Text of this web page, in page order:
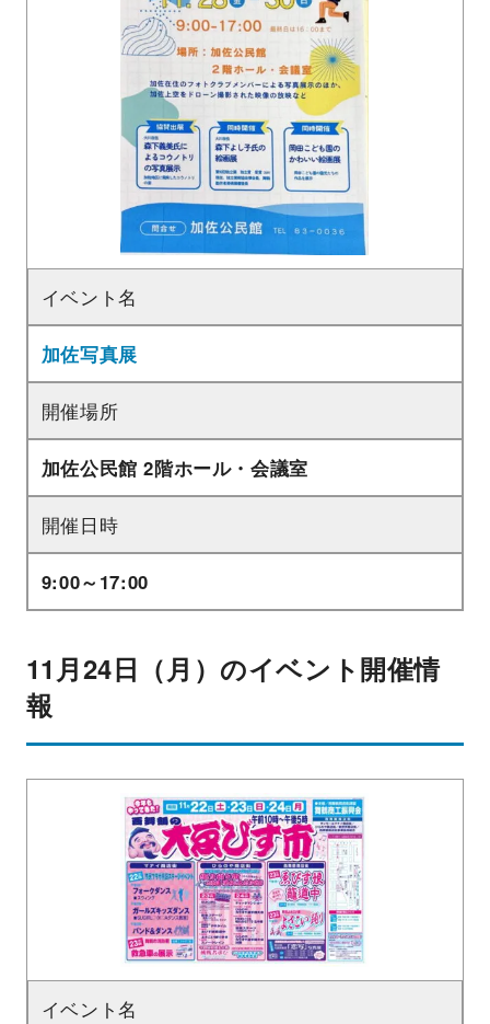
イベント名
加佐写真展
開催場所
加佐公民館 2階ホール・会議室
開催日時
9:00～17:00
11月24日（月）のイベント開催情
報
イベント名